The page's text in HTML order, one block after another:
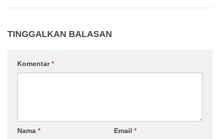
TINGGALKAN BALASAN
Komentar*
Nama * Email *